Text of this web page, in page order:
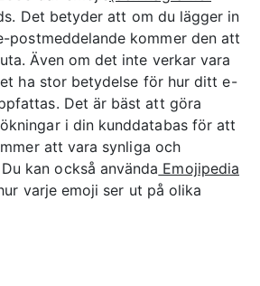
Det betyder att om du lägger in
postmeddelande kommer den att
Även om det inte verkar vara
ha stor betydelse för hur ditt e-
Det är bäst att göra
i din kunddatabas för att
att vara synliga och
kan också använda Emojipedia
varje emoji ser ut på olika